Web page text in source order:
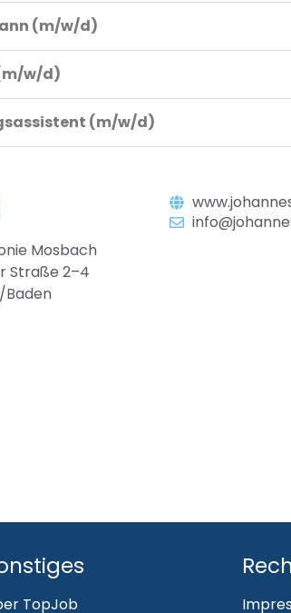
(m/w/d)
w/d)
(m/w/d)
Mosbach
Straße 2–4
Baden
TopJob